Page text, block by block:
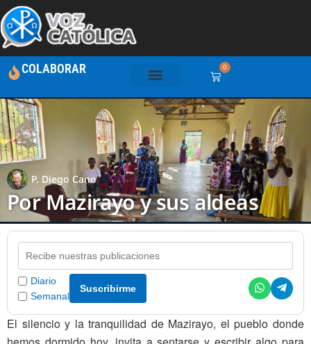
COLABORAR 0
P. Diego Cano
Por Mazirayo y sus aldeas
Diario
Semanal
Suscribirme
El silencio y la tranquilidad de Mazirayo, el pueblo donde